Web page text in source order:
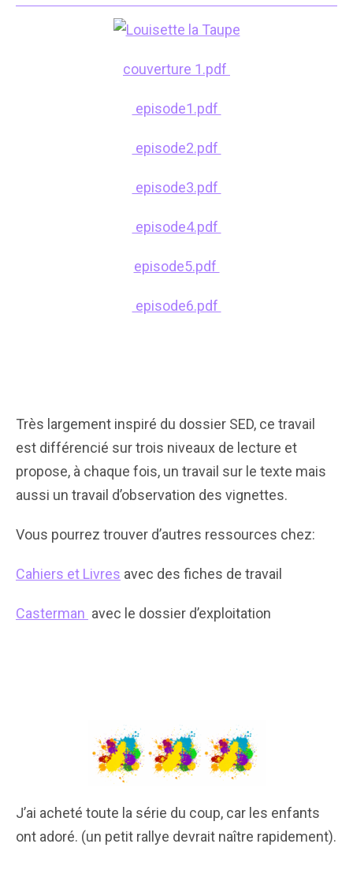
couverture 1.pdf
episode1.pdf
episode2.pdf
episode3.pdf
episode4.pdf
episode5.pdf
episode6.pdf
Très largement inspiré du dossier SED, ce travail
est différencié sur trois niveaux de lecture et
propose, à chaque fois, un travail sur le texte mais
aussi un travail d’observation des vignettes.
Vous pourrez trouver d’autres ressources chez:
Cahiers et Livres avec des fiches de travail
Casterman avec le dossier d’exploitation
J’ai acheté toute la série du coup, car les enfants
ont adoré. (un petit rallye devrait naître rapidement).